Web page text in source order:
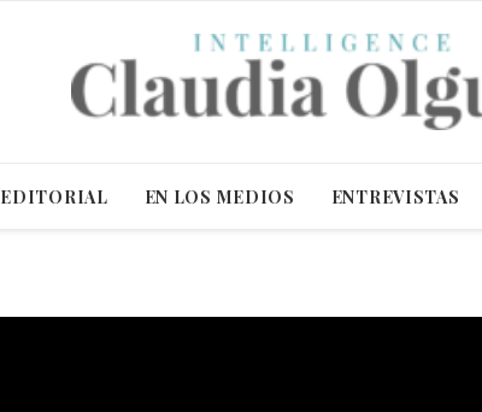
EDITORIAL EN LOS MEDIOS ENTREVISTAS